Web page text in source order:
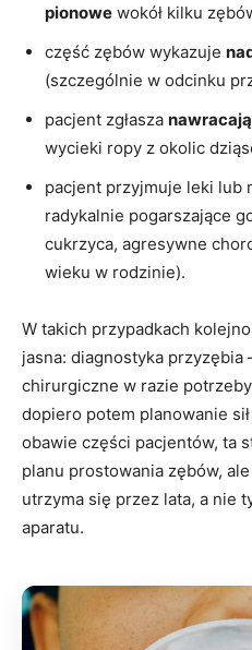
pionowe wokół kilku
część zębów wykazuje
(szczególnie w odcinku
pacjent zgłasza
wycieki ropy z okolic
pacjent przyjmuje leki lub
radykalnie pogarszające
cukrzyca, agresywne
wieku w rodzinie).
W takich przypadkach
jasna: diagnostyka przyzębia
chirurgiczne w razie
dopiero potem planowanie
obawie części pacjentów, ta
planu prostowania zębów,
utrzyma się przez lata, a nie
aparatu.